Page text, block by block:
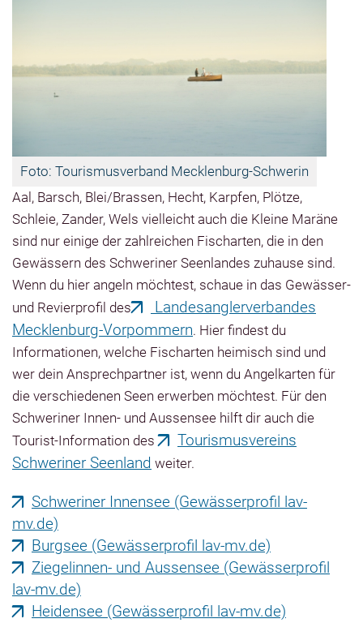
Foto: Tourismusverband Mecklenburg-Schwerin
Aal, Barsch, Blei/Brassen, Hecht, Karpfen, Plötze,
Schleie, Zander, Wels vielleicht auch die Kleine Maräne
sind nur einige der zahlreichen Fischarten, die in den
Gewässern des Schweriner Seenlandes zuhause sind.
Wenn du hier angeln möchtest, schaue in das Gewässer-
und Revierprofil des
Landesanglerverbandes
Mecklenburg-Vorpommern. Hier findest du
Informationen, welche Fischarten heimisch sind und
wer dein Ansprechpartner ist, wenn du Angelkarten für
die verschiedenen Seen erwerben möchtest. Für den
Schweriner Innen- und Aussensee hilft dir auch die
Tourist-Information des
Tourismusvereins
Schweriner Seenland weiter.
Schweriner Innensee (Gewässerprofil lav-
mv.de)
Burgsee (Gewässerprofil lav-mv.de)
Ziegelinnen- und Aussensee (Gewässerprofil
lav-mv.de)
Heidensee (Gewässerprofil lav-mv.de)